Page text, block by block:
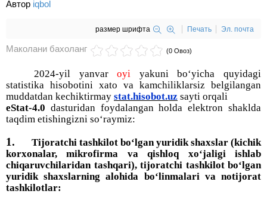
Автор iqbol
размер шрифта Печать Эл. почта
Маколани бахоланг (0 Овоз)
2024-yil yanvaroyi yakuni bo‘yicha quyidagi
statistika hisobotini xato va kamchiliklarsiz belgilangan
muddatdan kechiktirmay stat.hisobot.uz sayti orqali
eStat-4.0 dasturidan foydalangan holda elektron shaklda
taqdim etishingizni so‘raymiz:
1.
Tijoratchi tashkilot bo‘lgan yuridik shaxslar (kichik
korxonalar, mikrofirma va qishloq xo‘jaligi ishlab
chiqaruvchilaridan tashqari), tijoratchi tashkilot bo‘lgan
yuridik shaxslarning alohida bo‘linmalari va notijorat
tashkilotlar: